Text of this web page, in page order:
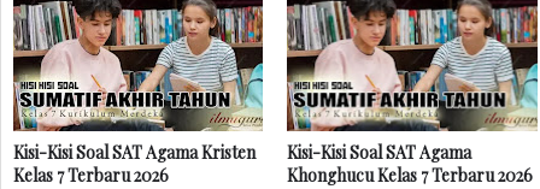
Kisi-Kisi Soal SAT Agama Kristen
Kelas 7 Terbaru 2026
Kisi-Kisi Soal SAT Agama
Khonghucu Kelas 7 Terbaru 2026